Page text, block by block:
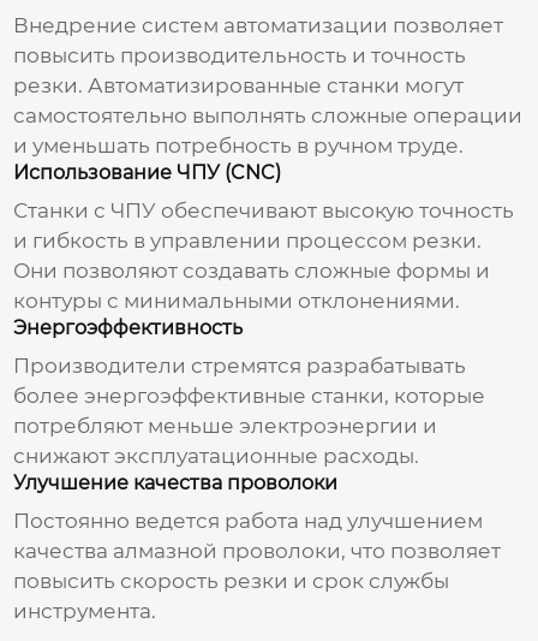
Внедрение систем автоматизации позволяет
повысить производительность и точность
резки. Автоматизированные станки могут
самостоятельно выполнять сложные операции
и уменьшать потребность в ручном труде.
Использование ЧПУ (CNC)
Станки с ЧПУ обеспечивают высокую точность
и гибкость в управлении процессом резки.
Они позволяют создавать сложные формы и
контуры с минимальными отклонениями.
Энергоэффективность
Производители стремятся разрабатывать
более энергоэффективные станки, которые
потребляют меньше электроэнергии и
снижают эксплуатационные расходы.
Улучшение качества проволоки
Постоянно ведется работа над улучшением
качества алмазной проволоки, что позволяет
повысить скорость резки и срок службы
инструмента.